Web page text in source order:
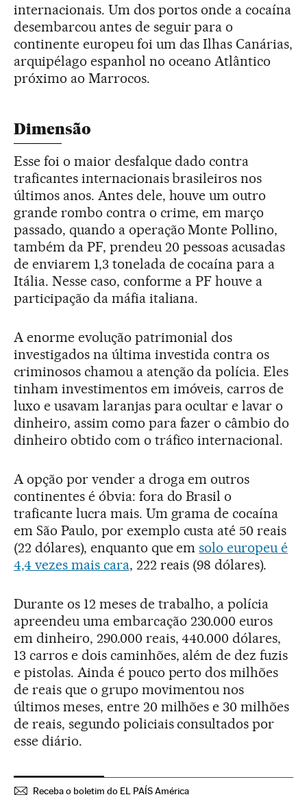
internacionais. Um dos portos onde a cocaína
desembarcou antes de seguir para o
continente europeu foi um das Ilhas Canárias,
arquipélago espanhol no oceano Atlântico
próximo ao Marrocos.
Dimensão
Esse foi o maior desfalque dado contra
traficantes internacionais brasileiros nos
últimos anos. Antes dele, houve um outro
grande rombo contra o crime, em março
passado, quando a operação Monte Pollino,
também da PF, prendeu 20 pessoas acusadas
de enviarem 1,3 tonelada de cocaína para a
Itália. Nesse caso, conforme a PF houve a
participação da máfia italiana.
A enorme evolução patrimonial dos
investigados na última investida contra os
criminosos chamou a atenção da polícia. Eles
tinham investimentos em imóveis, carros de
luxo e usavam laranjas para ocultar e lavar o
dinheiro, assim como para fazer o câmbio do
dinheiro obtido com o tráfico internacional.
A opção por vender a droga em outros
continentes é óbvia: fora do Brasil o
traficante lucra mais. Um grama de cocaína
em São Paulo, por exemplo custa até 50 reais
(22 dólares), enquanto que emsolo europeu é
4,4 vezes mais cara, 222 reais (98 dólares).
Durante os 12 meses de trabalho, a polícia
apreendeu uma embarcação 230.000 euros
em dinheiro, 290.000 reais, 440.000 dólares,
13 carros e dois caminhões, além de dez fuzis
e pistolas. Ainda é pouco perto dos milhões
de reais que o grupo movimentou nos
últimos meses, entre 20 milhões e 30 milhões
de reais, segundo policiais consultados por
esse diário.
Receba o boletim do EL PAÍS América